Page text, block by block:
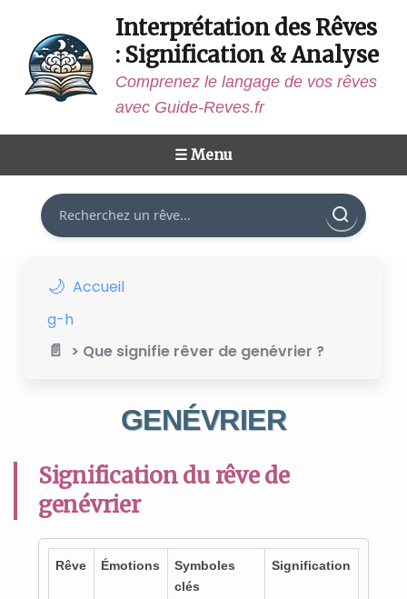
Interprétation des Rêves
: Signification & Analyse
Comprenez le langage de vos rêves
avec Guide-Reves.fr
☰ Menu
Rechercher
Accueil
g-h
> Que signifie rêver de genévrier ?
GENÉVRIER
Signification du rêve de
genévrier
Rêve Émotions
Symboles
clés
Signification